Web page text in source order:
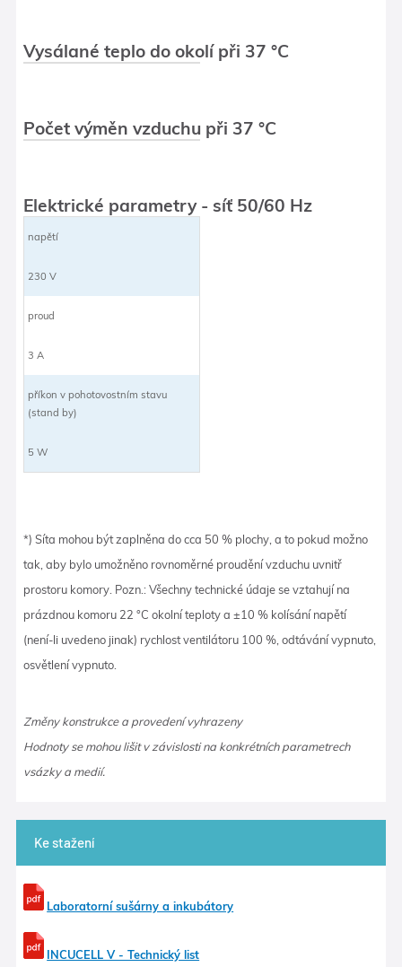
Vysálané teplo do okolí při 37 °C
Počet výměn vzduchu při 37 °C
Elektrické parametry - síť 50/60 Hz
napětí
230 V
proud
3 A
příkon v pohotovostním stavu
(stand by)
5 W
*) Síta mohou být zaplněna do cca 50 % plochy, a to pokud možno
tak, aby bylo umožněno rovnoměrné proudění vzduchu uvnitř
prostoru komory. Pozn.: Všechny technické údaje se vztahují na
prázdnou komoru 22 °C okolní teploty a ±10 % kolísání napětí
(není-li uvedeno jinak) rychlost ventilátoru 100 %, odtávání vypnuto,
osvětlení vypnuto.
Změny konstrukce a provedení vyhrazeny
Hodnoty se mohou lišit v závislosti na konkrétních parametrech
vsázky a medií.
Ke stažení
Laboratorní sušárny a inkubátory
INCUCELL V - Technický list